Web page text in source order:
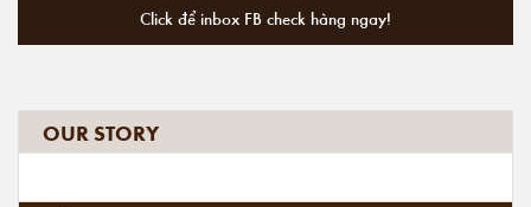
Click để inbox FB check hàng ngay!
OUR STORY